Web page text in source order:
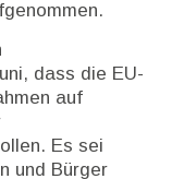
dass die EU-
auf
Es sei
und Bürger